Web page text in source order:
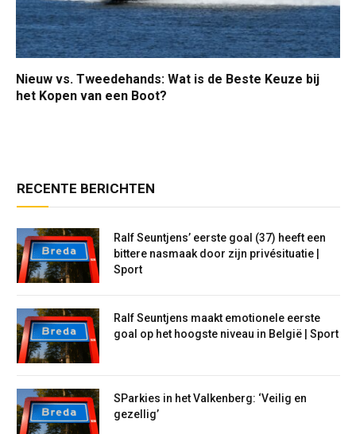
Nieuw vs. Tweedehands: Wat is de Beste Keuze bij
het Kopen van een Boot?
RECENTE BERICHTEN
Ralf Seuntjens’ eerste goal (37) heeft een
bittere nasmaak door zijn privésituatie |
Sport
Ralf Seuntjens maakt emotionele eerste
goal op het hoogste niveau in België | Sport
SParkies in het Valkenberg: ‘Veilig en
gezellig’